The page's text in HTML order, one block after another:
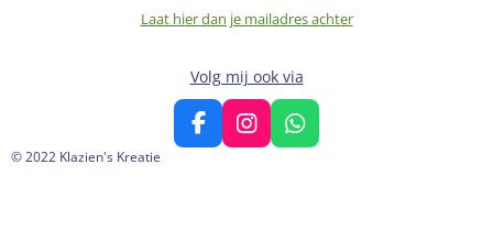
Laat hier dan je mailadres achter
Volg mij ook via
F
a
I
n
W
h
© 2022 Klazien's Kreatie